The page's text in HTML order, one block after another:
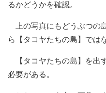
るかどうかを確認。
上の写真にもどうぶつ
ら【タコヤたちの島】では
【タコヤたちの島】を出
必要がある。